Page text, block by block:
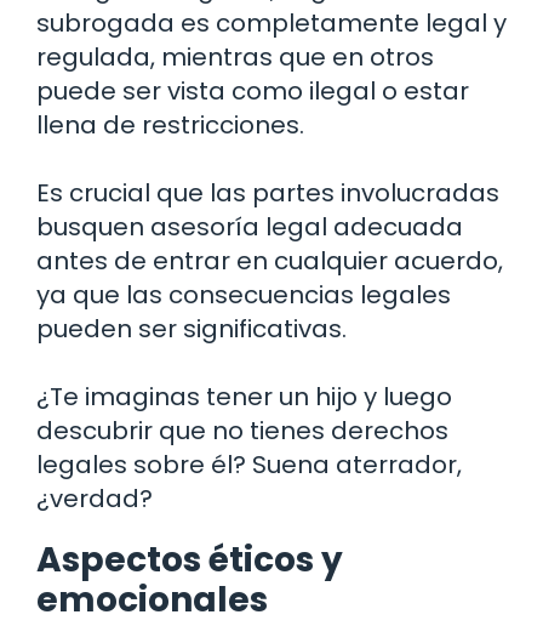
subrogada es completamente legal y
regulada, mientras que en otros
puede ser vista como ilegal o estar
llena de restricciones.
Es crucial que las partes involucradas
busquen asesoría legal adecuada
antes de entrar en cualquier acuerdo,
ya que las consecuencias legales
pueden ser significativas.
¿Te imaginas tener un hijo y luego
descubrir que no tienes derechos
legales sobre él? Suena aterrador,
¿verdad?
Aspectos éticos y
emocionales